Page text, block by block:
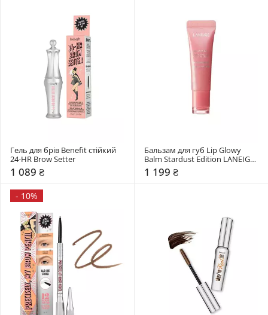
Гель для брів Benefit стійкий
24-HR Brow Setter
1 089 ₴
Бальзам для губ Lip Glowy
Balm Stardust Edition LANEIGE
10 г
1 199 ₴
- 10%